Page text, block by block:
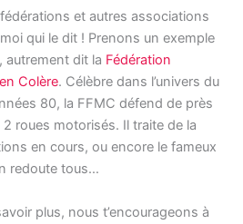
et autres associations
qui le dit ! Prenons un exemple
autrement dit la Fédération
Colère. Célèbre dans l’univers du
80, la FFMC défend de près
roues motorisés. Il traite de la
en cours, ou encore le fameux
redoute tous…
plus, nous t’encourageons à